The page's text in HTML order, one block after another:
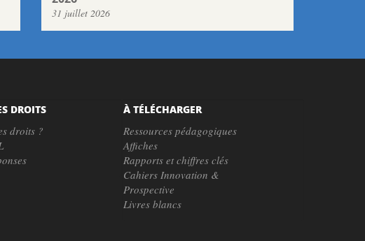
31 juillet 2026
DROITS
droits ?
À TÉLÉCHARGER
Ressources pédagogiques
Affiches
Rapports et chiffres clés
Cahiers Innovation &
Prospective
Livres blancs